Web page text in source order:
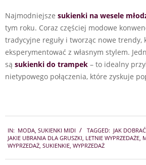
Najmodniejsze sukienki na wesele
tym roku. Coraz częściej modowe
tradycyjne reguły i tworząc nowe trendy,
eksperymentować z własnym stylem.
są sukienki do trampek – to idealny
nietypowego połączenia, które zyskuje
07-
14
IN: MODA SUKIENKI MIDI TAGGED: JAK
JAKIE UBRANIA DLA GRUSZKI LETNIE WYPRZEDAŻE
WYPRZEDAŻ SUKIENKIE WYPRZEDAŻ